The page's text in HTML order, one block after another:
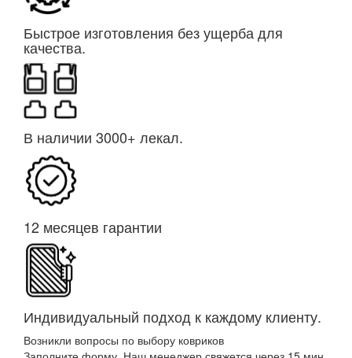
Быстрое изготовления без ущерба для
качества.
В наличии 3000+ лекал.
12 месяцев гарантии
Индивидуальный подход к каждому клиенту.
Возникли вопросы по выбору ковриков